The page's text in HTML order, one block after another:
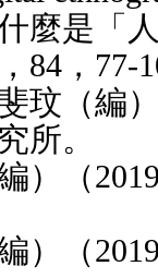
麼是「
84，77-
玟（編
所。
）（
）（